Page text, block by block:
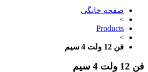
صفحه خانگی
>
Products
>
فن 12 ولت 4 سیم
فن 12 ولت 4 سیم